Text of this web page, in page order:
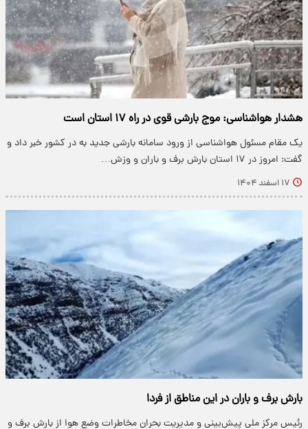
هشدار هواشناسی: موج بارشی قوی در راه ۱۷ استان است
یک مقام مسئول هواشناسی از ورود سامانه بارشی جدید به در کشور خبر داد و
گفت: امروز در ۱۷ استان بارش برف و باران و وزش…
۱۷ اسفند ۱۴۰۴
بارش برف و باران در این مناطق از فردا
رئیس مرکز ملی پیش‌بینی و مدیریت بحران مخاطرات وضع هوا از بارش برف و